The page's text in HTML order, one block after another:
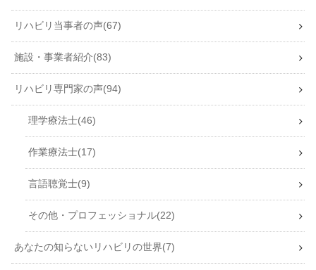
リハビリ当事者の声 67
施設・事業者紹介 83
リハビリ専門家の声 94
理学療法士 46
作業療法士 17
言語聴覚士 9
その他・プロフェッショナル 22
あなたの知らないリハビリの世界 7